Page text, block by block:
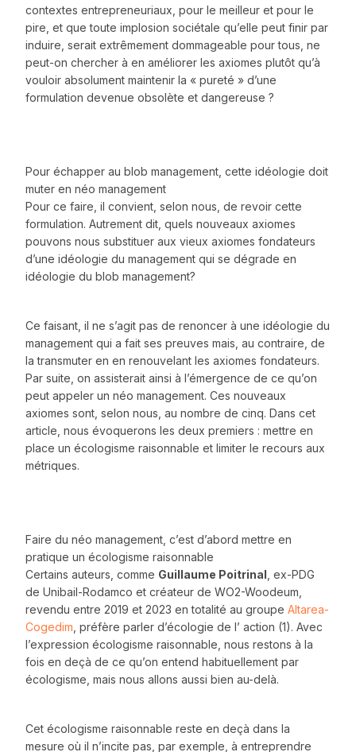
contextes entrepreneuriaux, pour le meilleur et pour le
pire, et que toute implosion sociétale qu’elle peut finir par
induire, serait extrêmement dommageable pour tous, ne
peut-on chercher à en améliorer les axiomes plutôt qu’à
vouloir absolument maintenir la « pureté » d’une
formulation devenue obsolète et dangereuse ?
Pour échapper au blob management, cette idéologie doit
muter en néo management
Pour ce faire, il convient, selon nous, de revoir cette
formulation. Autrement dit, quels nouveaux axiomes
pouvons nous substituer aux vieux axiomes fondateurs
d’une idéologie du management qui se dégrade en
idéologie du blob management?
Ce faisant, il ne s’agit pas de renoncer à une idéologie du
management qui a fait ses preuves mais, au contraire, de
la transmuter en en renouvelant les axiomes fondateurs.
Par suite, on assisterait ainsi à l’émergence de ce qu’on
peut appeler un néo management. Ces nouveaux
axiomes sont, selon nous, au nombre de cinq. Dans cet
article, nous évoquerons les deux premiers : mettre en
place un écologisme raisonnable et limiter le recours aux
métriques.
Faire du néo management, c’est d’abord mettre en
pratique un écologisme raisonnable
Certains auteurs, comme Guillaume Poitrinal , ex-PDG
de Unibail-Rodamco et créateur de WO2-Woodeum,
revendu entre 2019 et 2023 en totalité au groupe Altarea-
Cogedim , préfère parler d’écologie de l’ action (1). Avec
l’expression écologisme raisonnable, nous restons à la
fois en deçà de ce qu’on entend habituellement par
écologisme, mais nous allons aussi bien au-delà.
Cet écologisme raisonnable reste en deçà dans la
mesure où il n’incite pas, par exemple, à entreprendre